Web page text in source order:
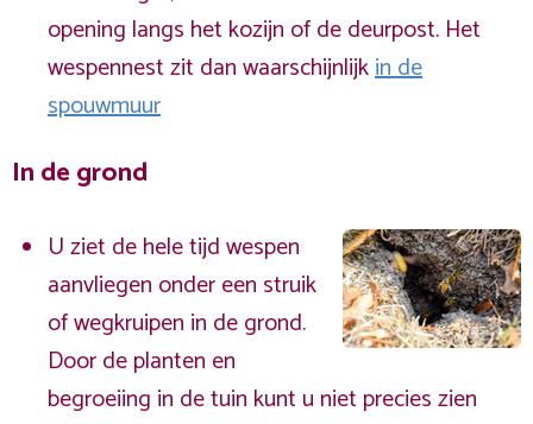
opening langs het kozijn of de deurpost. Het
wespennest zit dan waarschijnlijkin de
spouwmuur
In de grond
U ziet de hele tijd wespen
aanvliegen onder een struik
of wegkruipen in de grond.
Door de planten en
begroeiing in de tuin kunt u niet precies zien